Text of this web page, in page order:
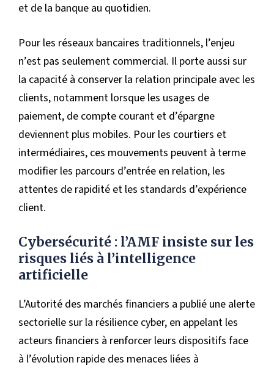
et de la banque au quotidien.
Pour les réseaux bancaires traditionnels, l’enjeu
n’est pas seulement commercial. Il porte aussi sur
la capacité à conserver la relation principale avec les
clients, notamment lorsque les usages de
paiement, de compte courant et d’épargne
deviennent plus mobiles. Pour les courtiers et
intermédiaires, ces mouvements peuvent à terme
modifier les parcours d’entrée en relation, les
attentes de rapidité et les standards d’expérience
client.
Cybersécurité : l’AMF insiste sur les
risques liés à l’intelligence
artificielle
L’Autorité des marchés financiers a publié une alerte
sectorielle sur la résilience cyber, en appelant les
acteurs financiers à renforcer leurs dispositifs face
à l’évolution rapide des menaces liées à